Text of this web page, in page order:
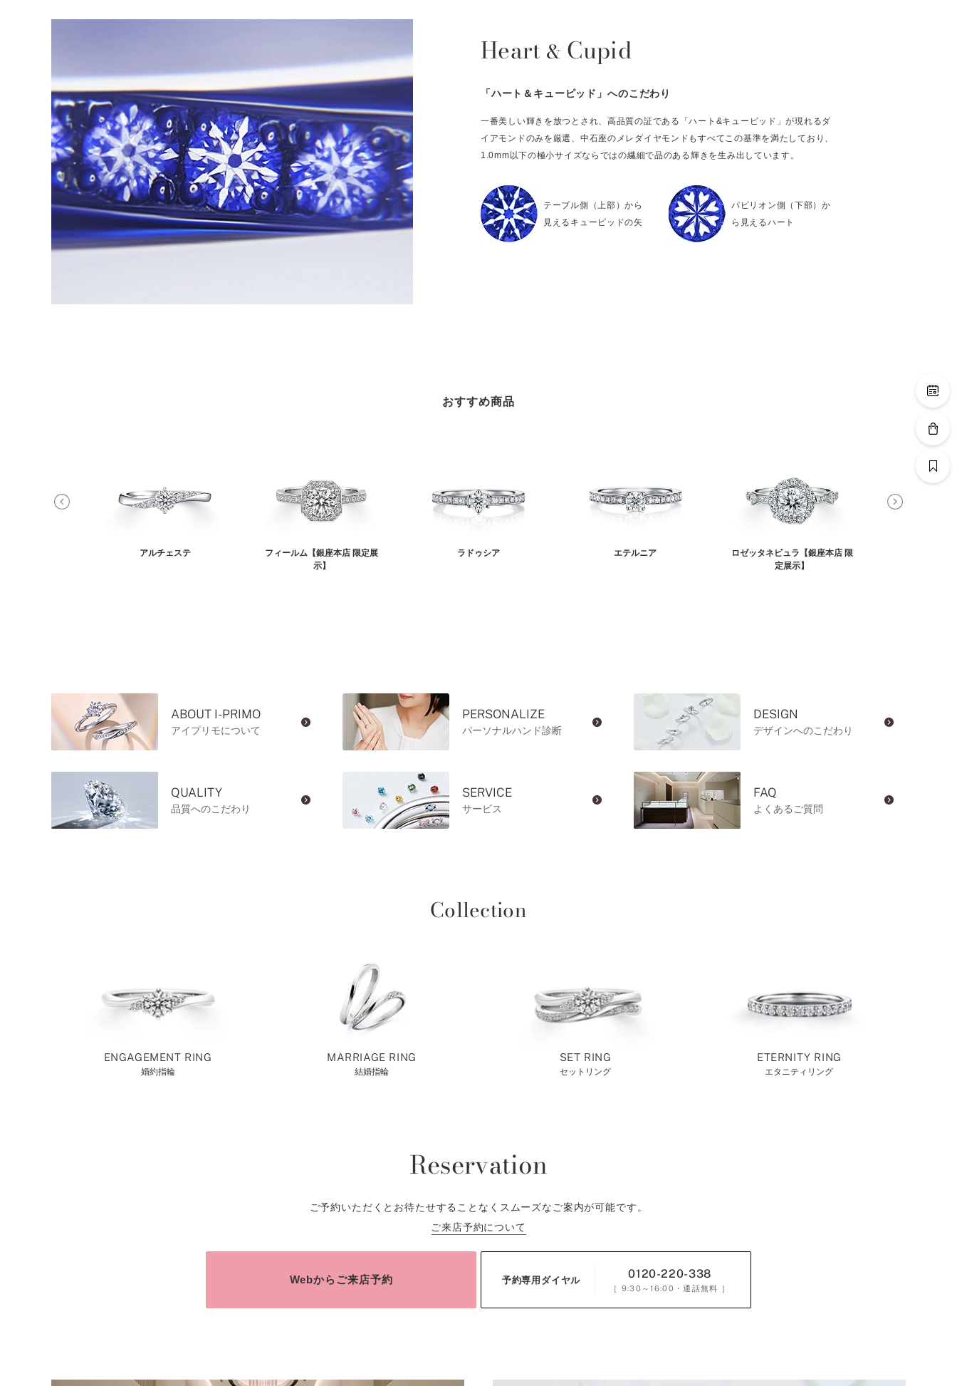
Heart & Cupid
「ハート＆キューピッド」へのこだわり
一番美しい輝きを放つとされ、高品質の証である「ハート&キューピッド」が現れるダ
イアモンドのみを厳選、中石座のメレダイヤモンドもすべてこの基準を満たしており、
1.0mm以下の極小サイズならではの繊細で品のある輝きを生み出しています。
テーブル側（上部）から
見えるキューピッドの矢
パビリオン側（下部）か
ら見えるハート
おすすめ商品
アルチェステ
フィールム【銀座本店 限定展
示】
ラドゥシア エテルニア
ロゼッタネビュラ【銀座本店 限
定展示】
ABOUT I-PRIMO
アイプリモについて
PERSONALIZE
パーソナルハンド診断
DESIGN
デザインへのこだわり
QUALITY
品質へのこだわり
SERVICE
サービス
FAQ
よくあるご質問
Collection
ENGAGEMENT RING
婚約指輪
MARRIAGE RING
結婚指輪
SET RING
セットリング
ETERNITY RING
エタニティリング
Reservation
ご予約いただくとお待たせすることなくスムーズなご案内が可能です。
ご来店予約について
Webからご来店予約 予約専用ダイヤル 0120-220-338
［ 9:30～16:00 ・通話無料 ］